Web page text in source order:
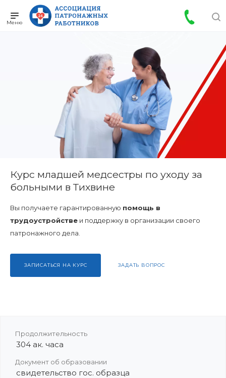
Курс младшей медсестры по уходу за
больными в Тихвине
Вы получаете гарантированную помощь в
трудоустройстве и поддержку в организации своего
патронажного дела.
ЗАПИСАТЬСЯ НА КУРС ЗАДАТЬ ВОПРОС
Продолжительность
304 ак. часа
Документ об образовании
свидетельство гос. образца